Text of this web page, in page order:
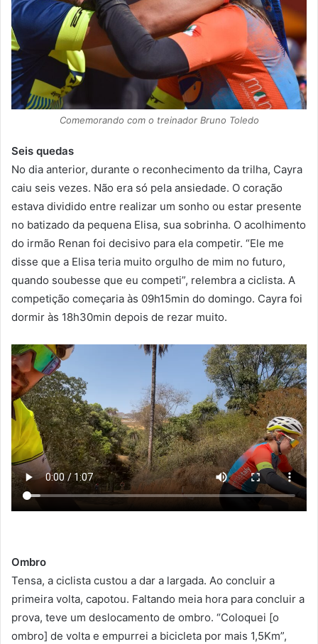
Comemorando com o treinador Bruno Toledo
Seis quedas
No dia anterior, durante o reconhecimento da trilha, Cayra
caiu seis vezes. Não era só pela ansiedade. O coração
estava dividido entre realizar um sonho ou estar presente
no batizado da pequena Elisa, sua sobrinha. O acolhimento
do irmão Renan foi decisivo para ela competir. “Ele me
disse que a Elisa teria muito orgulho de mim no futuro,
quando soubesse que eu competi”, relembra a ciclista. A
competição começaria às 09h15min do domingo. Cayra foi
dormir às 18h30min depois de rezar muito.
Ombro
Tensa, a ciclista custou a dar a largada. Ao concluir a
primeira volta, capotou. Faltando meia hora para concluir a
prova, teve um deslocamento de ombro. “Coloquei [o
ombro] de volta e empurrei a bicicleta por mais 1,5Km”,